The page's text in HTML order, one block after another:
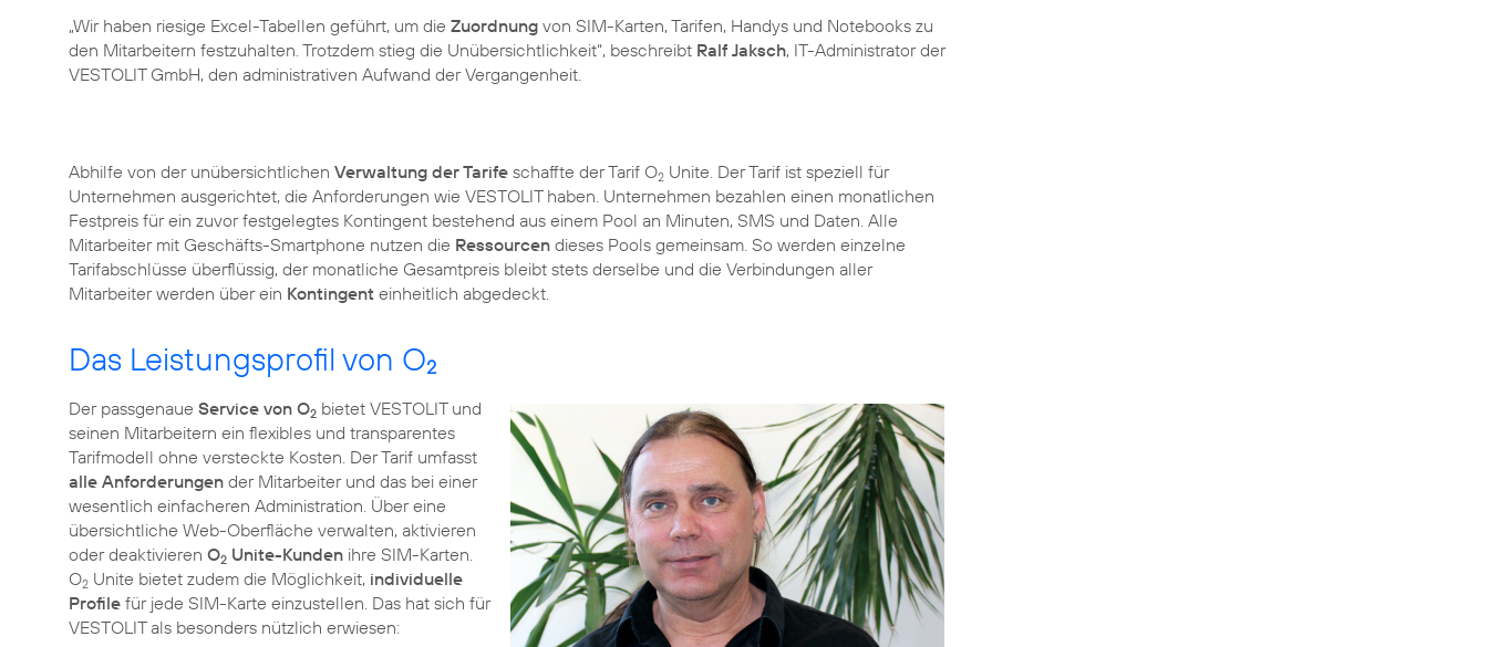
„Wir haben riesige Excel-Tabellen geführt, um die Zuordnung von SIM-Karten, Tarifen, Handys und Notebooks zu
den Mitarbeitern festzuhalten. Trotzdem stieg die Unübersichtlichkeit“, beschreibt Ralf Jaksch, IT-Administrator der
VESTOLIT GmbH, den administrativen Aufwand der Vergangenheit.
Abhilfe von der unübersichtlichen Verwaltung der Tarife schaffte der Tarif O2 Unite. Der Tarif ist speziell für
Unternehmen ausgerichtet, die Anforderungen wie VESTOLIT haben. Unternehmen bezahlen einen monatlichen
Festpreis für ein zuvor festgelegtes Kontingent bestehend aus einem Pool an Minuten, SMS und Daten. Alle
Mitarbeiter mit Geschäfts-Smartphone nutzen die Ressourcen dieses Pools gemeinsam. So werden einzelne
Tarifabschlüsse überflüssig, der monatliche Gesamtpreis bleibt stets derselbe und die Verbindungen aller
Mitarbeiter werden über ein Kontingent einheitlich abgedeckt.
Das Leistungsprofil von O2
Der passgenaue Service von O2 bietet VESTOLIT und
seinen Mitarbeitern ein flexibles und transparentes
Tarifmodell ohne versteckte Kosten. Der Tarif umfasst
alle Anforderungen der Mitarbeiter und das bei einer
wesentlich einfacheren Administration. Über eine
übersichtliche Web-Oberfläche verwalten, aktivieren
oder deaktivieren O2 Unite-Kunden ihre SIM-Karten.
O2 Unite bietet zudem die Möglichkeit, individuelle
Profile für jede SIM-Karte einzustellen. Das hat sich für
VESTOLIT als besonders nützlich erwiesen: